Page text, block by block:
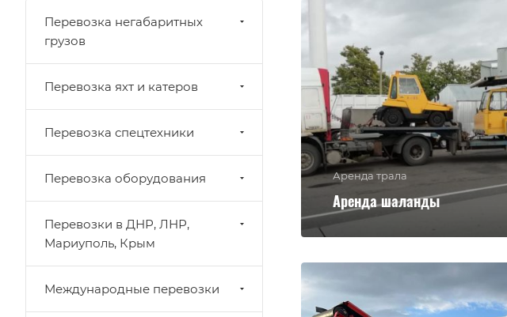
Аренда трала
Аренда шаланды
Перевозка негабаритных
грузов
Перевозка яхт и катеров
Перевозка спецтехники
Перевозка оборудования
Перевозки в ДНР, ЛНР,
Мариуполь, Крым
Международные перевозки